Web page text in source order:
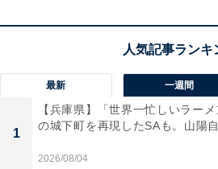
で心ゆくまで堪能できるのが一番
宿泊者からは「泉質も良く気持ち
「今までホテルで食べたご飯の中
があがっています。圧倒的な広さ
スしたい人や、別府ならではの湯
おすすめの宿です。
最新 一週間
1
【兵庫県】「世界一忙しいラー
の城下町を再現したSAも。山陽
2026/08/04